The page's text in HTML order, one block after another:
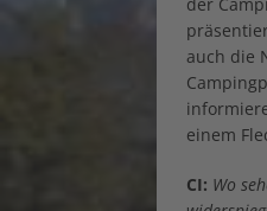
auch die
einem
CI: Wo